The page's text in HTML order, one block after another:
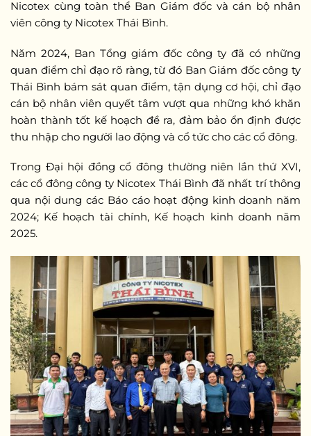
Nicotex cùng toàn thể Ban Giám đốc và cán bộ nhân
viên công ty Nicotex Thái Bình.
Năm 2024, Ban Tổng giám đốc công ty đã có những
quan điểm chỉ đạo rõ ràng, từ đó BanGiám đốc công ty
Thái Bình bám sát quan điểm, tận dụng cơ hội, chỉ đạo
cán bộ nhân viên quyết tâm vượt qua những khó khăn
hoàn thành tốt kế hoạch đề ra, đảm bảo ổn định được
thu nhập cho người lao động và cổ tức cho các cổ đông.
Trong Đại hội đồng cổ đông thường niên lần thứ XVI,
các cổ đông công ty Nicotex Thái Bình đã nhất trí thông
qua nội dung các Báo cáo hoạt động kinh doanh năm
2024; Kế hoạch tài chính, Kế hoạch kinh doanh năm
2025.